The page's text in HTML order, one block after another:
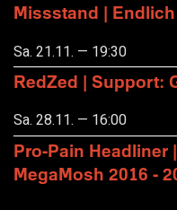
Missstand |
Sa. 21.11. — 19:30
RedZed | Support:
Sa. 28.11. — 16:00
Pro-Pain Headliner
MegaMosh 2016 -